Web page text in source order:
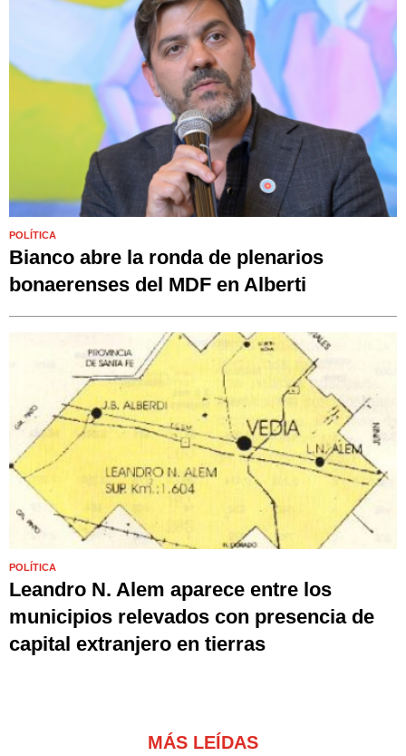
POLÍTICA
Bianco abre la ronda de plenarios
bonaerenses del MDF en Alberti
POLÍTICA
Leandro N. Alem aparece entre los
municipios relevados con presencia de
capital extranjero en tierras
MÁS LEÍDAS